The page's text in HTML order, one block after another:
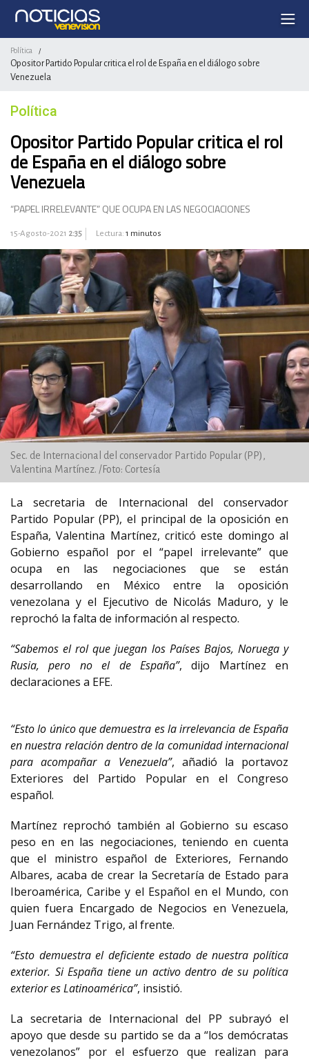
Política /
Opositor Partido Popular critica el rol de España en el diálogo sobre
Venezuela
Política
Opositor Partido Popular critica el rol
de España en el diálogo sobre
Venezuela
“PAPEL IRRELEVANTE” QUE OCUPA EN LAS NEGOCIACIONES
15-Agosto-2021 2:35 Lectura: 1 minutos
Sec. de Internacional del conservador Partido Popular (PP),
Valentina Martínez. /Foto: Cortesía
La secretaria de Internacional del conservador
Partido Popular (PP), el principal de la oposición en
España, Valentina Martínez, criticó este domingo al
Gobierno español por el “papel irrelevante” que
ocupa en las negociaciones que se están
desarrollando en México entre la oposición
venezolana y el Ejecutivo de Nicolás Maduro, y le
reprochó la falta de información al respecto.
“Sabemos el rol que juegan los Países Bajos, Noruega y
Rusia, pero no el de España”, dijo Martínez en
declaraciones a EFE.
“Esto lo único que demuestra es la irrelevancia de España
en nuestra relación dentro de la comunidad internacional
para acompañar a Venezuela”, añadió la portavoz
Exteriores del Partido Popular en el Congreso
español.
Martínez reprochó también al Gobierno su escaso
peso en en las negociaciones, teniendo en cuenta
que el ministro español de Exteriores, Fernando
Albares, acaba de crear la Secretaría de Estado para
Iberoamérica, Caribe y el Español en el Mundo, con
quien fuera Encargado de Negocios en Venezuela,
Juan Fernández Trigo, al frente.
“Esto demuestra el deficiente estado de nuestra política
exterior. Si España tiene un activo dentro de su política
exterior es Latinoamérica”, insistió.
La secretaria de Internacional del PP subrayó el
apoyo que desde su partido se da a “los demócratas
venezolanos” por el esfuerzo que realizan para